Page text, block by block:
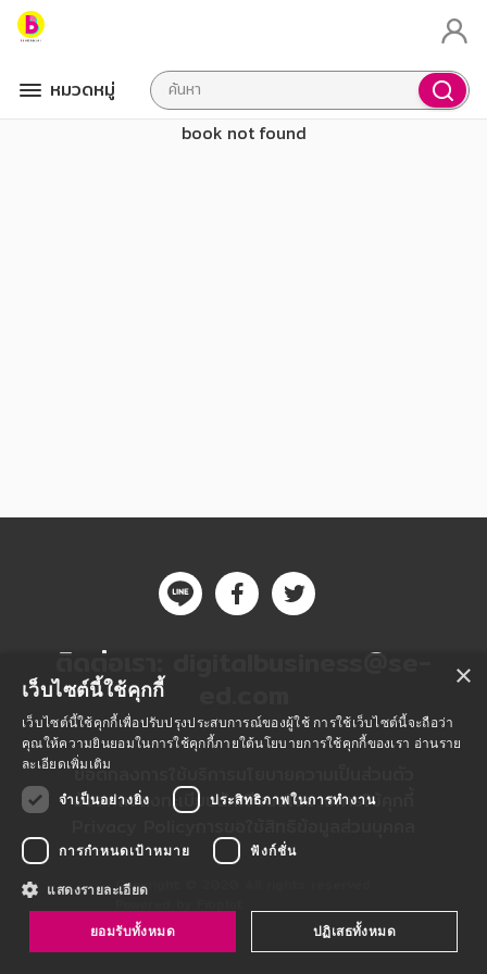
หมวดหมู่
book not found
ติดต่อเรา: digitalbusiness@se-
ข้อตกลงการใช้บริการ
ข้อตกลงลงทะเบียนนักเขียนนโยบายการใช้คุกกี้
Copyright © 2020 All rights reserved.
×
เว็บไซต์นี้ใช้คุกกี้
เว็บไซต์นี้ใช้คุกกี้เพื่อปรับปรุงประสบการณ์ของผู้ใช้ การใช้เว็บไซต์นี้จะถือว่า
คุณให้ความยินยอมในการใช้คุกกี้ภายใต้นโยบายการใช้คุกกี้ของเรา อ่านราย
ละเอียดเพิ่มเติม
จำเป็นอย่างยิ่ง
ประสิทธิภาพในการทำงาน
การกำหนดเป้าหมาย ฟังก์ชั่น
แสดงรายละเอียด
ยอมรับทั้งหมด ปฏิเสธทั้งหมด